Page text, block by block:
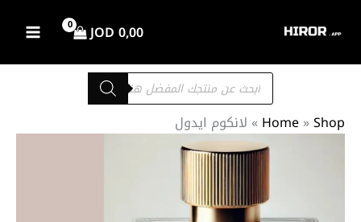
0,00
JOD
Products
search
Home»Shop
» لانكوم ايدول
نطاق
السعر:
كمية